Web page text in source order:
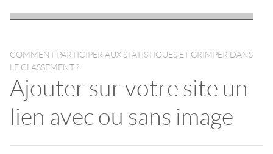
COMMENT PARTICIPER AUX STATISTIQUES ET GRIMPER DANS
LE CLASSEMENT ?
Ajouter sur votre site un
lien avec ou sans image